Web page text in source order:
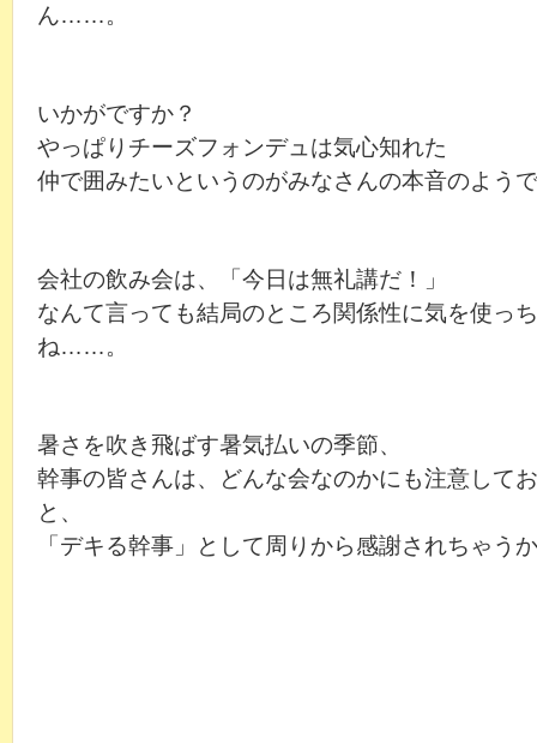
ん……。
いかがですか？
やっぱりチーズフォンデュは気心知れた
仲で囲みたいというのがみなさんの本音のよう
会社の飲み会は、「今日は無礼講だ！」
なんて言っても結局のところ関係性に気を使っ
ね……。
暑さを吹き飛ばす暑気払いの季節、
幹事の皆さんは、どんな会なのかにも注意して
と、
「デキる幹事」として周りから感謝されちゃう